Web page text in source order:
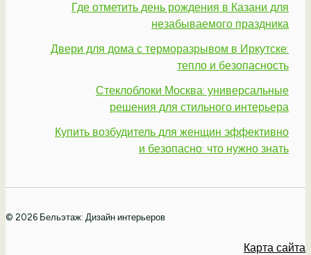
Где отметить день рождения в Казани для
незабываемого праздника
Двери для дома с терморазрывом в Иркутске:
тепло и безопасность
Стеклоблоки Москва: универсальные
решения для стильного интерьера
Купить возбудитель для женщин эффективно
и безопасно: что нужно знать
© 2026 Бельэтаж: Дизайн интерьеров
Карта сайта